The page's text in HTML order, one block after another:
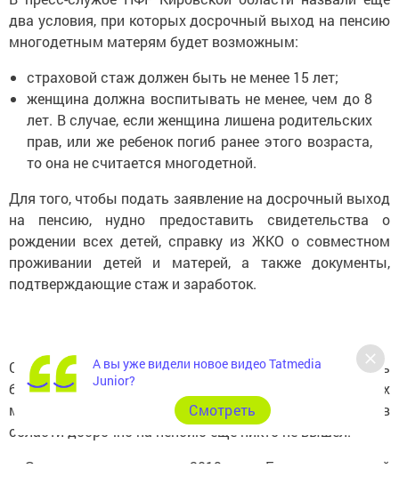
два условия, при которых досрочный выход на пенсию
многодетным матерям будет возможным:
страховой стаж должен быть не менее 15 лет;
женщина должна воспитывать не менее, чем до 8
лет. В случае, если женщина лишена родительских
прав, или же ребенок погиб ранее этого возраста,
то она не считается многодетной.
Для того, чтобы подать заявление на досрочный выход
на пенсию, нудно предоставить свидетельства о
рождении всех детей, справку из ЖКО о совместном
проживании детей и матерей, а также документы,
подтверждающие стаж и заработок.
С момента принятия пенсионной реформы прошло чуть
больше полутора лет. В ПФР пояснили, что таких
мамочек они ожидают в 2021 году. На данный момент в
области досрочно на пенсию еще никто не вышел.
— Закон вступил в силу с 2019 года. Если многодетной
А вы уже видели новое видео Tatmedia
Junior?
Cмотреть